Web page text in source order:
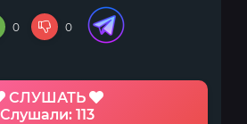
0 0
СЛУШАТЬ
Слушали: 113